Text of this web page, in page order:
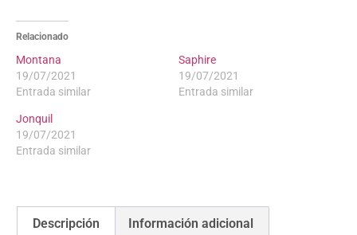
Relacionado
Montana
19/07/2021
Entrada similar
Saphire
19/07/2021
Entrada similar
Jonquil
19/07/2021
Entrada similar
Descripción Información adicional